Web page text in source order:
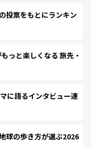
投票をもとにランキン
っと楽しくなる 旅先・
に語るインタビュー連
球の歩き方が選ぶ2026